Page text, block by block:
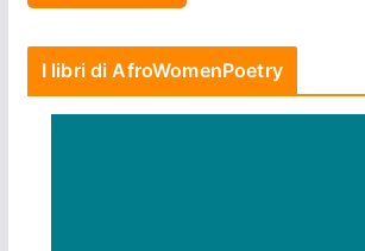
I libri di AfroWomenPoetry